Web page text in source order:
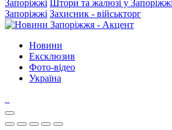
Запоріжжі Штори та жалюзі у Запоріжжі
Запоріжжі Захисник - військторг
Новини
Ексклюзив
Фото-відео
Україна